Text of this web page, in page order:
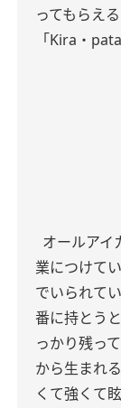
ってもらえ
「Kira・
オールアイ
業につけて
でいられて
番に持とう
っかり残っ
から生まれ
くて強くて